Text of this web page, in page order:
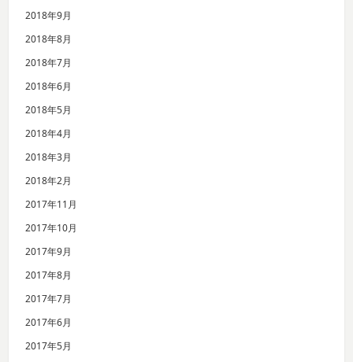
2018年9月
2018年8月
2018年7月
2018年6月
2018年5月
2018年4月
2018年3月
2018年2月
2017年11月
2017年10月
2017年9月
2017年8月
2017年7月
2017年6月
2017年5月